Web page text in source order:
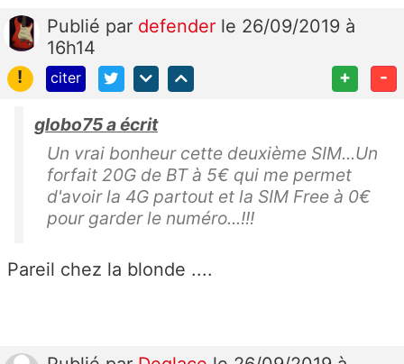
Publié par defender le 26/09/2019 à
16h14
!
citer + -
globo75 a écrit
Un vrai bonheur cette deuxième SIM...Un
forfait 20G de BT à 5€ qui me permet
d'avoir la 4G partout et la SIM Free à 0€
pour garder le numéro...!!!
Pareil chez la blonde ....